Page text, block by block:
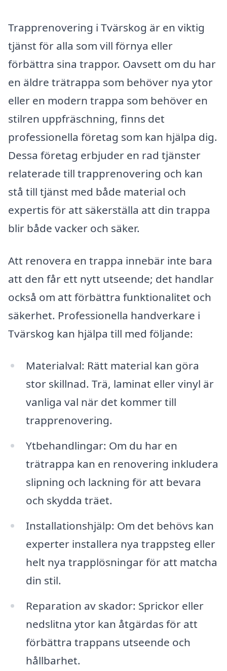
Trapprenovering i Tvärskog är en viktig
tjänst för alla som vill förnya eller
förbättra sina trappor. Oavsett om du har
en äldre trätrappa som behöver nya ytor
eller en modern trappa som behöver en
stilren uppfräschning, finns det
professionella företag som kan hjälpa dig.
Dessa företag erbjuder en rad tjänster
relaterade till trapprenovering och kan
stå till tjänst med både material och
expertis för att säkerställa att din trappa
blir både vacker och säker.
Att renovera en trappa innebär inte bara
att den får ett nytt utseende; det handlar
också om att förbättra funktionalitet och
säkerhet. Professionella handverkare i
Tvärskog kan hjälpa till med följande:
Materialval: Rätt material kan göra
stor skillnad. Trä, laminat eller vinyl är
vanliga val när det kommer till
trapprenovering.
Ytbehandlingar: Om du har en
trätrappa kan en renovering inkludera
slipning och lackning för att bevara
och skydda träet.
Installationshjälp: Om det behövs kan
experter installera nya trappsteg eller
helt nya trapplösningar för att matcha
din stil.
Reparation av skador: Sprickor eller
nedslitna ytor kan åtgärdas för att
förbättra trappans utseende och
hållbarhet.